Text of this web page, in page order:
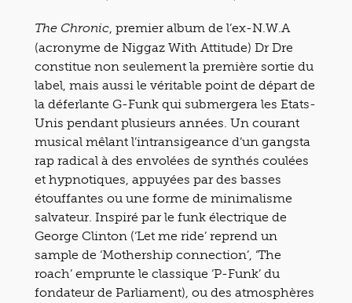
The Chronic , premier album de l’ex-N.W.A
(acronyme de Niggaz With Attitude) Dr Dre
constitue non seulement la première sortie du
label, mais aussi le véritable point de départ de
la déferlante G-Funk qui submergera les Etats-
Unis pendant plusieurs années. Un courant
musical mêlant l’intransigeance d’un gangsta
rap radical à des envolées de synthés coulées
et hypnotiques, appuyées par des basses
étouffantes ou une forme de minimalisme
salvateur. Inspiré par le funk électrique de
George Clinton (‘Let me ride’ reprend un
sample de ‘Mothership connection’, ‘The
roach’ emprunte le classique ‘P-Funk’ du
fondateur de Parliament), ou des atmosphères